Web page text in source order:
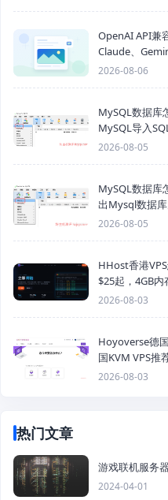
OpenAI API兼
Claude、
2026-08-06
MySQL数据库
MySQL导入
2026-08-05
MySQL数据库
出Mysql数据
2026-08-05
HHost香港
$25起，4GB内
2026-08-03
Hoyoverse德
国KVM VPS推
2026-08-03
热门文章
游戏联机服务
2024-04-01